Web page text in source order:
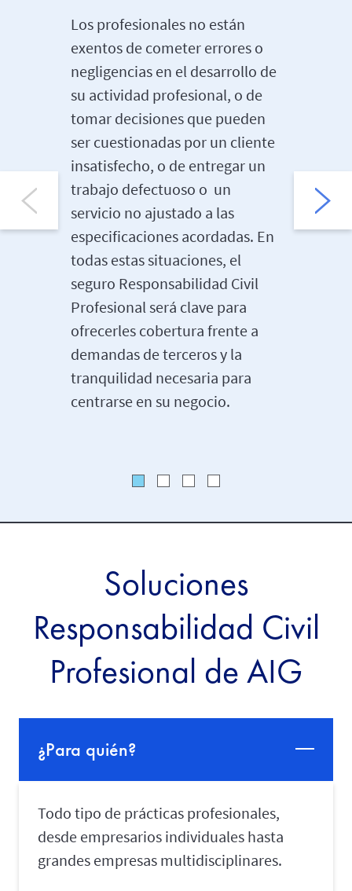
Los profesionales no están
exentos de cometer errores o
negligencias en el desarrollo de
su actividad profesional, o de
tomar decisiones que pueden
ser cuestionadas por un cliente
insatisfecho, o de entregar un
trabajo defectuoso o un
servicio no ajustado a las
especificaciones acordadas. En
todas estas situaciones, el
seguro Responsabilidad Civil
Profesional será clave para
ofrecerles cobertura frente a
demandas de terceros y la
tranquilidad necesaria para
centrarse en su negocio.
Soluciones
Responsabilidad Civil
Profesional de AIG
¿Para quién?
Todo tipo de prácticas profesionales,
desde empresarios individuales hasta
grandes empresas multidisciplinares.